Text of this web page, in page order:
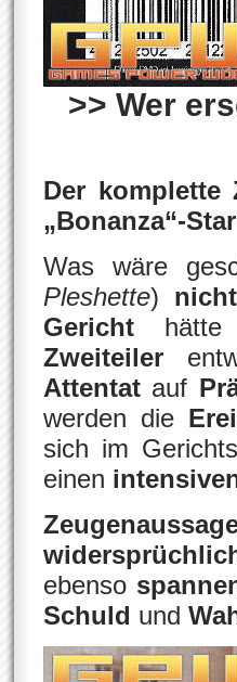
>> Wer
Der komplette
„Bonanza“-Star
Was wäre
Pleshette)
Gericht
Zweiteiler
Attentat auf
werden die
sich im
einen
ebenso
Schuld und